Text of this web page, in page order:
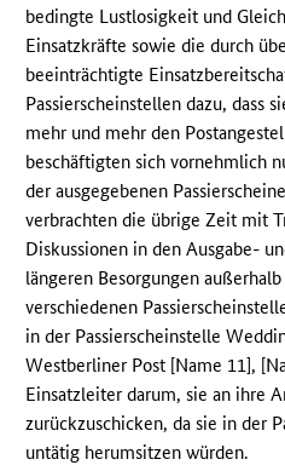
bedingte Lustlosigkeit und
Einsatzkräfte sowie die durch
beeinträchtigte
Passierscheinstellen dazu, dass
mehr und mehr den
beschäftigten sich vornehmlich
der ausgegebenen
verbrachten die übrige Zeit mit
Diskussionen in den Ausgabe-
längeren Besorgungen
verschiedenen
in der Passierscheinstelle
Westberliner Post [Name 11],
Einsatzleiter darum, sie an ihre
zurückzuschicken, da sie in der
untätig herumsitzen würden.